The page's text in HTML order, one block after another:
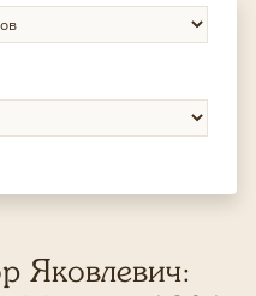
Яковлевич: